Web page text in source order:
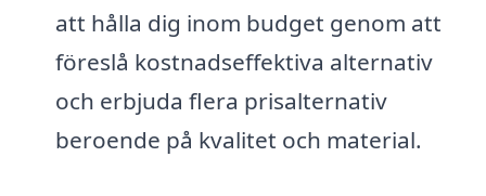
att hålla dig inom budget genom att
föreslå kostnadseffektiva alternativ
och erbjuda flera prisalternativ
beroende på kvalitet och material.